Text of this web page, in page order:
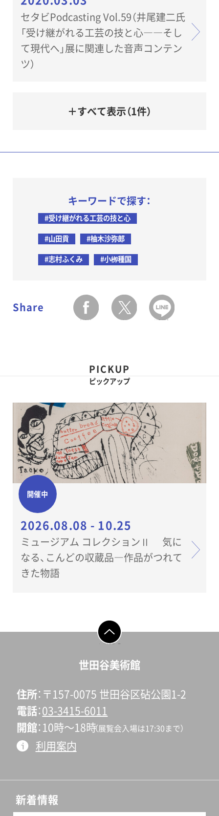
セタビPodcasting Vol.59（井尾建二氏
「受け継がれる工芸の技と心――そし
て現代へ」展に関連した音声コンテン
ツ）
＋すべて表示（1件）
キーワードで探す：
#受け継がれる工芸の技と心
#山田貢 #柚木沙弥郎
#志村ふくみ #小栁種国
Share
facebook twitter LINEで送る
PICKUP
ピックアップ
開催中
2026.08.08 - 10.25
ミュージアム コレクションⅡ 気に
なる、こんどの収蔵品―作品がつれて
きた物語
世田谷美術館
住所 〒157-0075 世田谷区砧公園1-2
電話 03-3415-6011
開館 10時〜18時（展覧会入場は17:30まで）
利用案内
新着情報